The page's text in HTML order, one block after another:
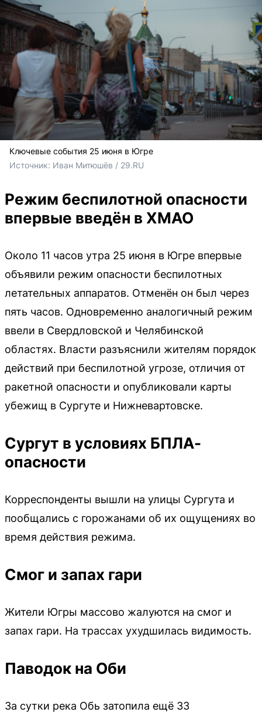
Ключевые события 25 июня в Югре
Источник: Иван Митюшёв / 29.RU
Режим беспилотной опасности
впервые введён в ХМАО
Около 11 часов утра 25 июня в Югре впервые
объявили режим опасности беспилотных
летательных аппаратов. Отменён он был через
пять часов. Одновременно аналогичный режим
ввели в Свердловской и Челябинской
областях. Власти разъяснили жителям порядок
действий при беспилотной угрозе, отличия от
ракетной опасности и опубликовали карты
убежищ в Сургуте и Нижневартовске.
Сургут в условиях БПЛА-
опасности
Корреспонденты вышли на улицы Сургута и
пообщались с горожанами об их ощущениях во
время действия режима.
Смог и запах гари
Жители Югры массово жалуются на смог и
запах гари. На трассах ухудшилась видимость.
Паводок на Оби
За сутки река Обь затопила ещё 33